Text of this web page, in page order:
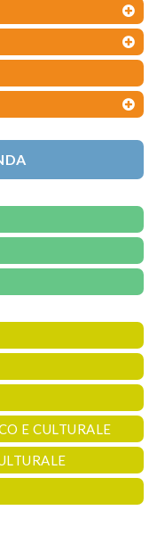
E CULTURALE